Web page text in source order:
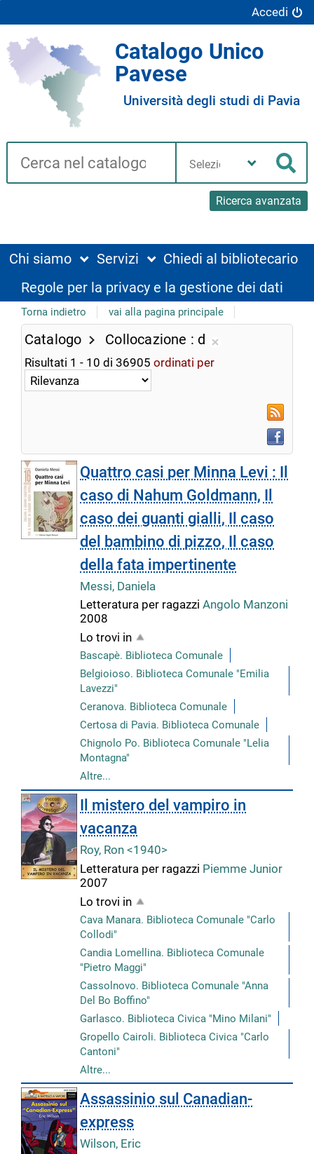
Accedi
Catalogo Unico
Pavese
Università degli studi di Pavia
Cerca su "Catalogo"
Ricerca avanzata
biblioteca
Chi siamo Servizi
Chiedi al bibliotecario
Regole per la privacy e la gestione dei dati
Torna indietro vai alla pagina principale
Catalogo Collocazione
d
Risultati 1 - 10 di 36905 ordinati per
RSS
Quattro casi per Minna Levi : Il
caso di Nahum Goldmann, Il
caso dei guanti gialli, Il caso
del bambino di pizzo, Il caso
della fata impertinente
Messi, Daniela
Letteratura per ragazziAngolo Manzoni
2008
Lo trovi in
Bascapè. Biblioteca Comunale
Belgioioso. Biblioteca Comunale "Emilia
Lavezzi"
Ceranova. Biblioteca Comunale
Certosa di Pavia. Biblioteca Comunale
Chignolo Po. Biblioteca Comunale "Lelia
Montagna"
Altre...
Il mistero del vampiro in
vacanza
Roy, Ron <1940>
Letteratura per ragazzi Piemme Junior
2007
Lo trovi in
Cava Manara. Biblioteca Comunale "Carlo
Collodi"
Candia Lomellina. Biblioteca Comunale
"Pietro Maggi"
Cassolnovo. Biblioteca Comunale "Anna
Del Bo Boffino"
Garlasco. Biblioteca Civica "Mino Milani"
Gropello Cairoli. Biblioteca Civica "Carlo
Cantoni"
Altre...
Assassinio sul Canadian-
express
Wilson, Eric